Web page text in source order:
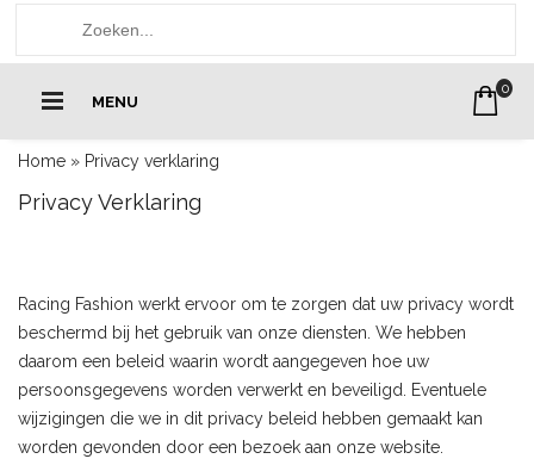
MENU
0
Home » Privacy verklaring
Privacy Verklaring
Racing Fashion werkt ervoor om te zorgen dat uw privacy wordt
beschermd bij het gebruik van onze diensten. We hebben
daarom een ​​beleid waarin wordt aangegeven hoe uw
persoonsgegevens worden verwerkt en beveiligd. Eventuele
wijzigingen die we in dit privacy beleid hebben gemaakt kan
worden gevonden door een bezoek aan onze website.